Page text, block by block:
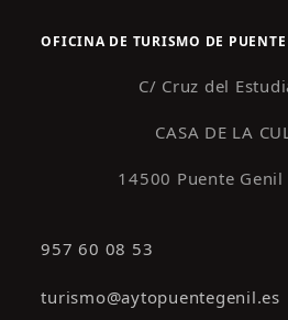
OFICINA DE TURISMO DE
C/ Cruz del
CASA DE LA
14500 Puente Genil
957 60 08 53
turismo@aytopuentegenil.es